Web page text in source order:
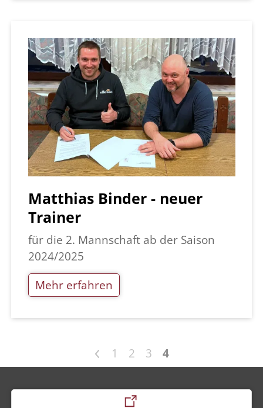
Matthias Binder - neuer
Trainer
für die 2. Mannschaft ab der Saison
2024/2025
Mehr erfahren
< 1 2 3 4